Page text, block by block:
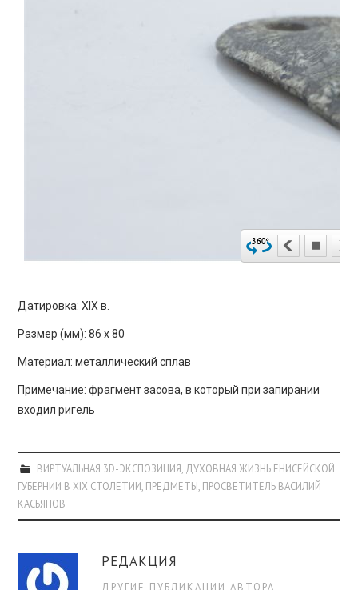
Датировка: XIX в.
Размер (мм): 86 х 80
Материал: металлический сплав
Примечание: фрагмент засова, в который при запирании
входил ригель
ВИРТУАЛЬНАЯ 3D-ЭКСПОЗИЦИЯ ДУХОВНАЯ ЖИЗНЬ ЕНИСЕЙСКОЙ
ГУБЕРНИИ В XIX СТОЛЕТИИ ПРЕДМЕТЫ ПРОСВЕТИТЕЛЬ ВАСИЛИЙ
КАСЬЯНОВ
РЕДАКЦИЯ
ДРУГИЕ ПУБЛИКАЦИИ АВТОРА